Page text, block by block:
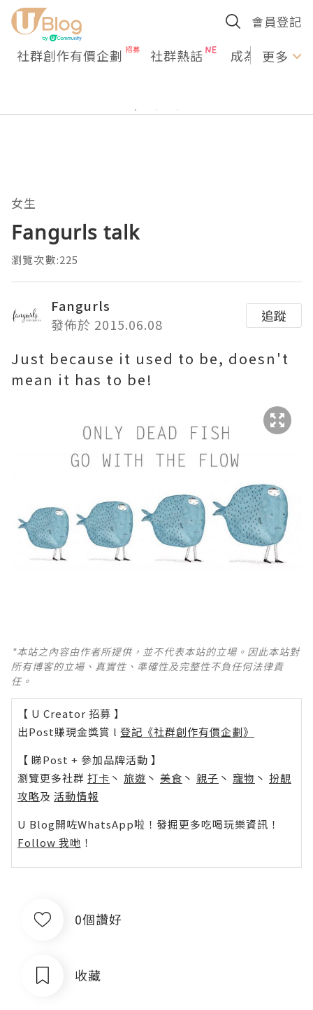
會員登記
社群創作有價企劃 社群熱話 成為U更多
女生
Fangurls talk
瀏覽次數:225
Fangurls
發佈於 2015.06.08
追蹤
Just because it used to be, doesn't
mean it has to be!
*本站之內容由作者所提供，並不代表本站的立場。因此本站對
所有博客的立場、真實性、準確性及完整性不負任何法律責
任。
【 U Creator 招募 】
出Post賺現金獎賞 l 登記《社群創作有價企劃》
【 睇Post + 參加品牌活動 】
瀏覽更多社群 打卡 丶 旅遊 丶 美食 丶 親子 丶 寵物 丶 扮靚
攻略及 活動情報
U Blog開咗WhatsApp啦！發掘更多吃喝玩樂資訊！
Follow 我哋 ！
0個讚好
收藏